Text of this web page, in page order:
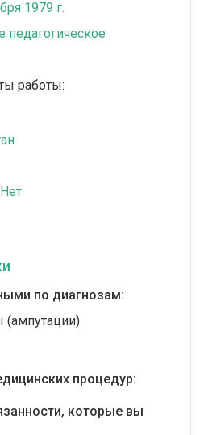
1979 г.
работы:
Нет
по диагнозам:
(ампутации)
процедур:
которые вы